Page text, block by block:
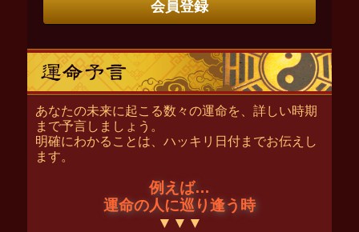
会員登録
あなたの未来に起こる数々の運命を、詳しい時期
まで予言しましょう。
明確にわかることは、ハッキリ日付までお伝えし
ます。
例えば…
運命の人に巡り逢う時
▼▼▼